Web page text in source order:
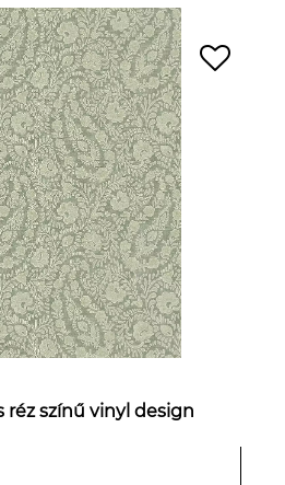
színű vinyl design